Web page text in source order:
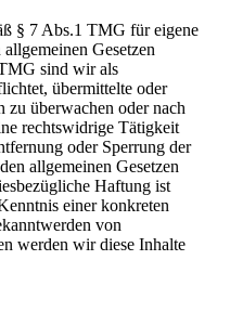
§ 7 Abs.1 TMG für eigene
Gesetzen
sind wir als
übermittelte oder
zu überwachen oder nach
rechtswidrige Tätigkeit
oder Sperrung der
allgemeinen Gesetzen
Haftung ist
einer konkreten
von
werden wir diese Inhalte